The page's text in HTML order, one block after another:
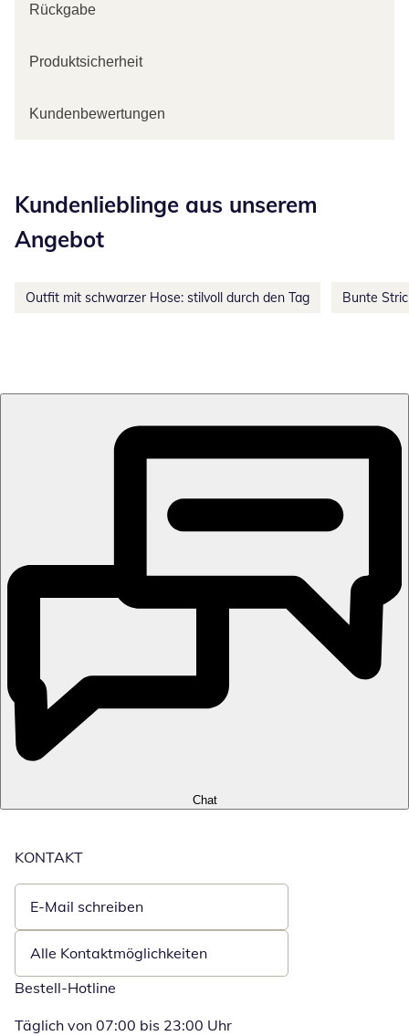
Rückgabe
Produktsicherheit
Kundenbewertungen
Kundenlieblinge aus unserem
Angebot
Outfit mit schwarzer Hose: stilvoll durch den Tag Bunte
Chat
KONTAKT
E-Mail schreiben
Öffnet E-Mail-Client
Alle Kontaktmöglichkeiten
Bestell-Hotline
Täglich von 07:00 bis 23:00 Uhr